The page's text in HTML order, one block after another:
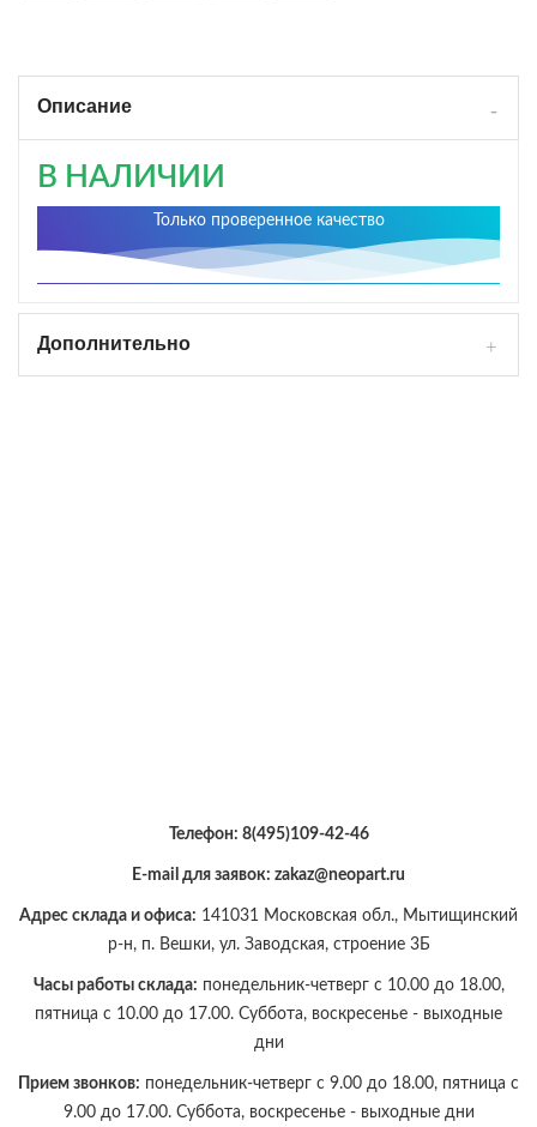
Описание
В НАЛИЧИИ
Только проверенное качество
Дополнительно
Телефон: 8(495)109-42-46
E-mail для заявок: zakaz@neopart.ru
Адрес склада и офиса: 141031 Московская обл., Мытищинский
р-н, п. Вешки, ул. Заводская, строение 3Б
Часы работы склада: понедельник-четверг с 10.00 до 18.00,
пятница с 10.00 до 17.00. Суббота, воскресенье - выходные
дни
Прием звонков: понедельник-четверг с 9.00 до 18.00, пятница с
9.00 до 17.00. Суббота, воскресенье - выходные дни